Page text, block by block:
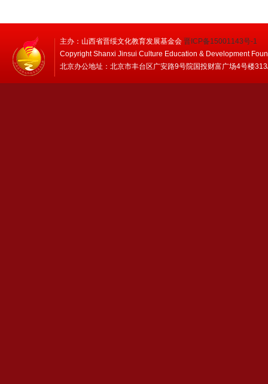
主办：山西省晋绥文化教育发展基金会 晋ICP备15001143号-1
Copyright Shanxi Jinsui Culture Education & Development
北京办公地址：北京市丰台区广安路9号院国投财富广场4号楼